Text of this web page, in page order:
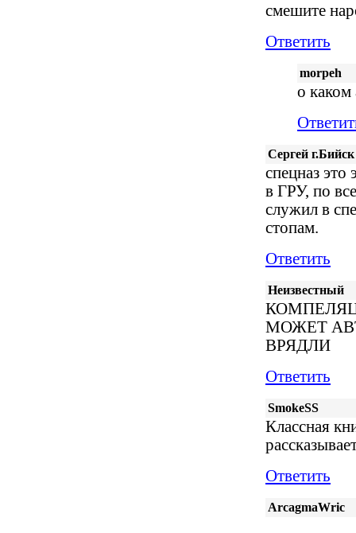
смешите
Ответить
morpeh
о каком
Сергей г.Бийск
спецназ
в ГРУ, по
служил в
стопам.
Ответить
Неизвестный
МОЖЕТ
ВРЯДЛИ
Ответить
SmokeSS
Классная
Ответить
ArcagmaWric